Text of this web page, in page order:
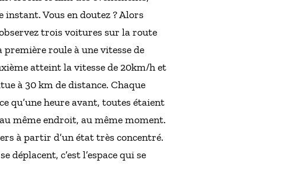
Vous en doutez ? Alors
trois voitures sur la route
première roule à une vitesse de
atteint la vitesse de 20km/h et
à 30 km de distance. Chaque
qu’une heure avant, toutes étaient
même endroit, au même moment.
à partir d’un état très concentré.
c’est l’espace qui se